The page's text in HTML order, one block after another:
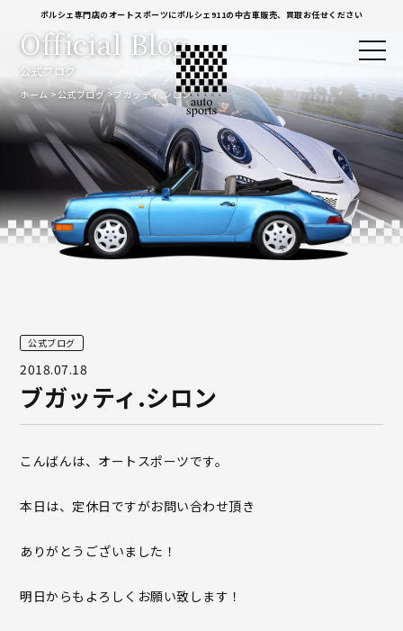
ポルシェ専門店のオートスポーツにポルシェ911の中古車販売、買取お任せください
公式ブログ
Official Blog
ホーム 公式ブログ ブガッティ.シロン
公式ブログ
2018.07.18
ブガッティ.シロン
こんばんは、オートスポーツです。
本日は、定休日ですがお問い合わせ頂き
ありがとうございました！
明日からもよろしくお願い致します！